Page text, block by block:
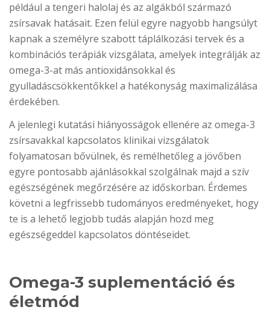
például a tengeri halolaj és az algákból származó
zsírsavak hatásait. Ezen felül egyre nagyobb hangsúlyt
kapnak a személyre szabott táplálkozási tervek és a
kombinációs terápiák vizsgálata, amelyek integrálják az
omega-3-at más antioxidánsokkal és
gyulladáscsökkentőkkel a hatékonyság maximalizálása
érdekében.
A jelenlegi kutatási hiányosságok ellenére az omega-3
zsírsavakkal kapcsolatos klinikai vizsgálatok
folyamatosan bővülnek, és remélhetőleg a jövőben
egyre pontosabb ajánlásokkal szolgálnak majd a szív
egészségének megőrzésére az időskorban. Érdemes
követni a legfrissebb tudományos eredményeket, hogy
te is a lehető legjobb tudás alapján hozd meg
egészségeddel kapcsolatos döntéseidet.
Omega-3 suplementáció és
életmód